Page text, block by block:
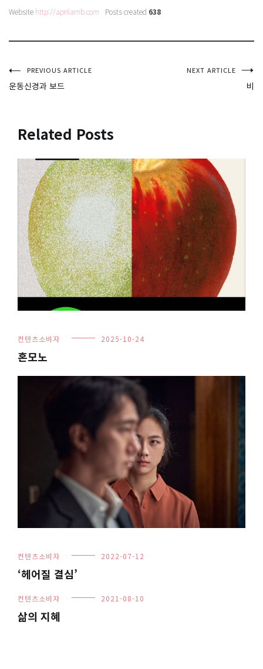
Website http://aprilamb.com Posts created 638
글
색
PREVIOUS ARTICLE
운동신경과 보드
NEXT ARTICLE
비
Related Posts
컨텐츠소비자 2025-10-24
혼모노
컨텐츠소비자 2022-07-12
‘헤어질 결심’
컨텐츠소비자 2021-08-10
삶의 지혜